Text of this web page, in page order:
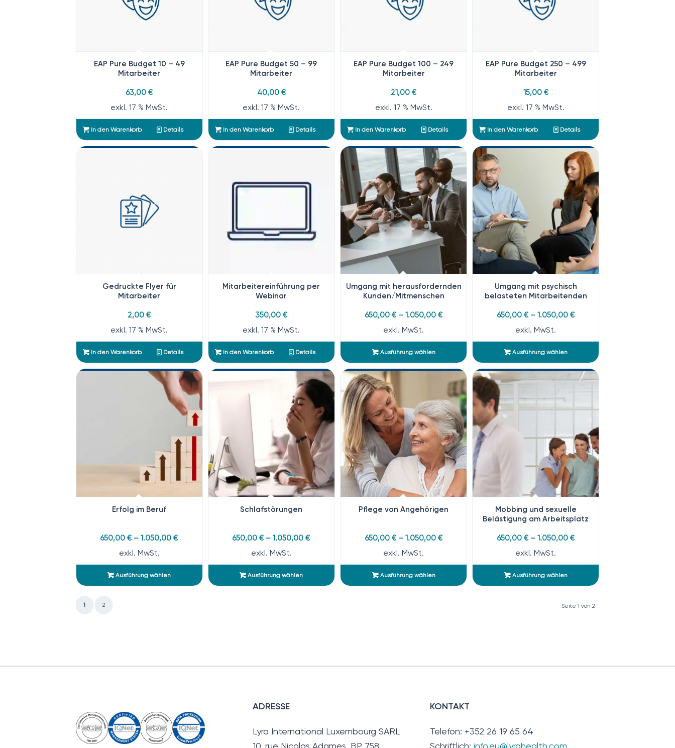
EAP Pure Budget 10 – 49
Mitarbeiter
63,00 €
exkl. 17 % MwSt.
In den Warenkorb Details
EAP Pure Budget 50 – 99
Mitarbeiter
40,00 €
exkl. 17 % MwSt.
In den Warenkorb Details
EAP Pure Budget 100 – 249
Mitarbeiter
21,00€
exkl. 17 % MwSt.
In den Warenkorb Details
EAP Pure Budget 250 – 499
Mitarbeiter
15,00 €
exkl. 17 % MwSt.
In den Warenkorb Details
Gedruckte Flyer für
Mitarbeiter
2,00€
exkl. 17 % MwSt.
In den Warenkorb Details
Mitarbeitereinführung per
Webinar
350,00€
exkl. 17 % MwSt.
In den Warenkorb Details
Umgang mit herausfordernden
Kunden/Mitmenschen
650,00 €– 1.050,00 €
exkl. MwSt.
Ausführung wählen
Umgang mit psychisch
belasteten Mitarbeitenden
650,00 €– 1.050,00 €
exkl. MwSt.
Ausführung wählen
Erfolg im Beruf
650,00€ –1.050,00€
exkl. MwSt.
Ausführung wählen
Schlafstörungen
650,00€ –1.050,00€
exkl. MwSt.
Ausführung wählen
Pflege von Angehörigen
650,00 €– 1.050,00 €
exkl. MwSt.
Ausführung wählen
Mobbing und sexuelle
Belästigung am Arbeitsplatz
650,00 €– 1.050,00 €
exkl. MwSt.
Ausführung wählen
Seite 1 von 2
1 2
ADRESSE
Lyra International Luxembourg SARL
KONTAKT
Telefon: +352 26 19 65 64